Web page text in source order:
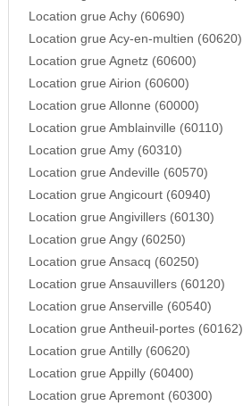
Location grue Achy (60690)
Location grue Acy-en-multien (60620)
Location grue Agnetz (60600)
Location grue Airion (60600)
Location grue Allonne (60000)
Location grue Amblainville (60110)
Location grue Amy (60310)
Location grue Andeville (60570)
Location grue Angicourt (60940)
Location grue Angivillers (60130)
Location grue Angy (60250)
Location grue Ansacq (60250)
Location grue Ansauvillers (60120)
Location grue Anserville (60540)
Location grue Antheuil-portes (60162)
Location grue Antilly (60620)
Location grue Appilly (60400)
Location grue Apremont (60300)